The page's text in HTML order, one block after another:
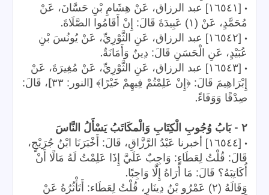
•
[١٦٥٤١] عبد الرزاق، عَنْ هِشَامِ بْنِ حَسَّانَ، عَنْ
مُحَمَّدٍ، عَنْ (١) عَبِيدَةَ قَالَ: إِنْ أَقَامُوا الصَّلَاةَ
.
•
[١٦٥٤٢] عبد الرزاق، عَنِ الثَّوْرِيِّ، عَنْ يُونُسَ بْنِ
عُبَيْدٍ، عَنِ الْحَسَنِ قَالَ: دِينٌ وَأَمَانَةٌ.
•
[١٦٥٤٣] عبد الرزاق، عَنِ الثَّوْرِيِّ، عَنْ مُغِيرَةَ، عَنْ
إِبْرَاهِيمَ قَالَ: ﴿إِنْ عَلِمْتُمْ فِيهِمْ خَيْرًا﴾ [النور: ٣٣ ]، قَالَ:
صِدْقًا وَوَفَاءً.
٢ -بَابُ وُجُوبِ الْكِتَابِ وَالْمكَاتَبُ يَسْأَلُ النَّاسَ
•
[١٦٥٤٤] أخبرنا عَبْدُ الرَّزَّاقِ، قَالَ: أَخْبَرَنَا ابْنُ جُرَيْجٍ،
قَالَ: قُلْتُ لِعَطَاءٍ: وَاجِبٌ عَلَيَّ إِذَا عَلِمْتُ لَهُ مَالًا أَنْ
أُكَاتِبَهُ؟ قَالَ: مَا أَرَاهُ إِلَّا وَاجِبًا.
وَقَالَهُ (٢) عَمْرُو بْنُ دِينَارٍ، قُلْتُ لِعَطَاء: أَتَأْثُرُهُ عَنْ